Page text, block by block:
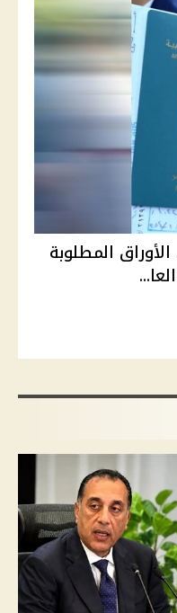
جواز السفر 2026.. الأوراق المطلوبة